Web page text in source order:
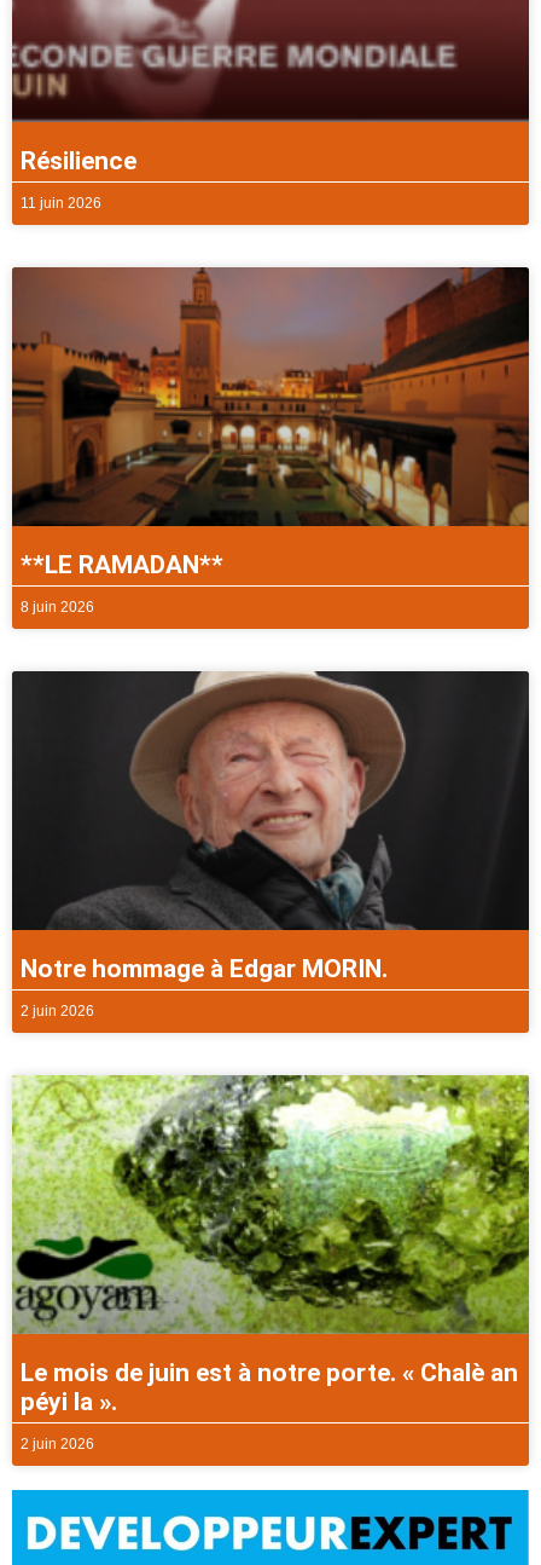
Résilience
11 juin 2026
**LE RAMADAN**
8 juin 2026
Notre hommage à Edgar MORIN.
2 juin 2026
Le mois de juin est à notre porte. « Chalè an
péyi la ».
2 juin 2026